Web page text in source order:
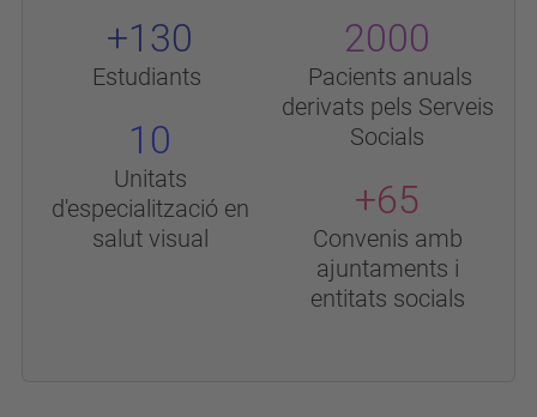
+130
Estudiants
10
Unitats
d'especialització en
salut visual
2000
Pacients anuals
derivats pels Serveis
Socials
+65
Convenis amb
ajuntaments i
entitats socials